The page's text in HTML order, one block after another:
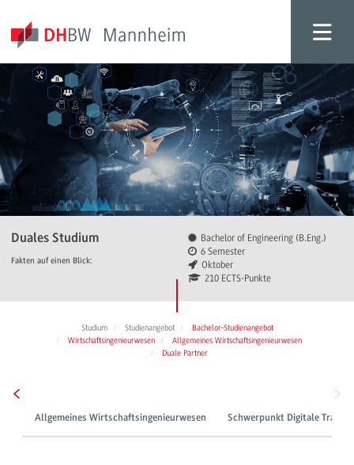
Duales Studium
Fakten auf einen Blick:
Bachelor of Engineering (B.Eng.)
6 Semester
Oktober
210 ECTS-Punkte
Studium Studienangebot
Bachelor-Studienangebot
Wirtschaftsingenieurwesen
Allgemeines Wirtschaftsingenieurwesen
Duale Partner
Allgemeines Wirtschaftsingenieurwesen Schwerpunkt Digitale